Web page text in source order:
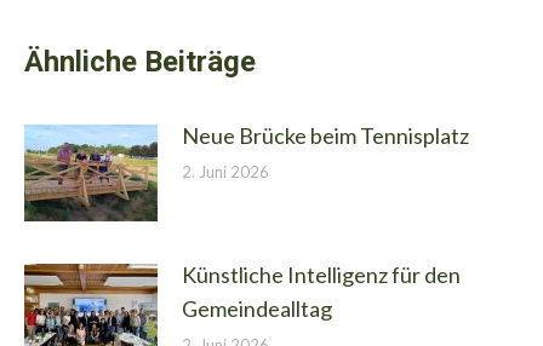
Ähnliche Beiträge
Neue Brücke beim Tennisplatz
2. Juni 2026
Künstliche Intelligenz für den
Gemeindealltag